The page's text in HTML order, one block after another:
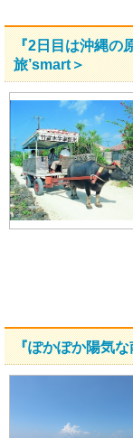
『2日目は沖縄の
旅’smart＞
『ぽかぽか陽気